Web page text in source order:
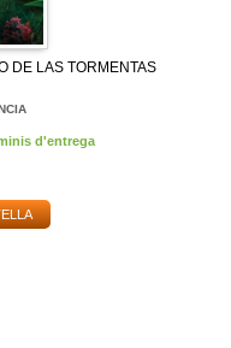
DE LAS TORMENTAS
d'entrega